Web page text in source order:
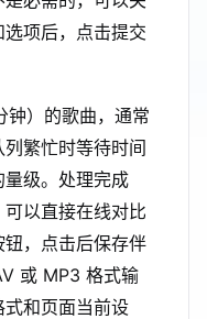
项后，点击提交
钟）的歌曲，通常
繁忙时等待时间
级。处理完成
以直接在线对比
，点击后保存伴
或 MP3 格式输
和页面当前设